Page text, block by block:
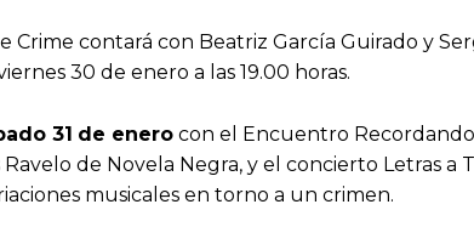
Crime contará con Beatriz García Guirado y
30 de enero a las 19.00 horas.
31 de enero con el Encuentro
de Novela Negra, y el concierto Letras
musicales en torno a un crimen.